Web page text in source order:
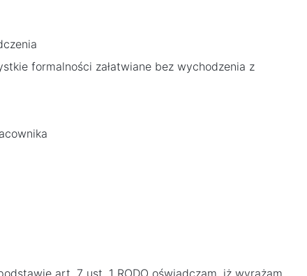
formalności załatwiane bez wychodzenia z
art. 7 ust. 1 RODO oświadczam, iż wyrażam